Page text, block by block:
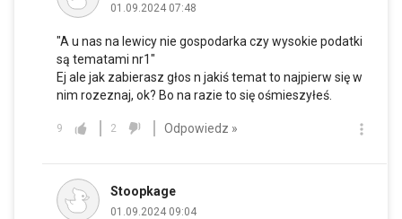
01.09.2024 07:48
"A u nas na lewicy nie gospodarka czy wysokie podatki
są tematami nr1"
Ej ale jak zabierasz głos n jakiś temat to najpierw się w
nim rozeznaj, ok? Bo na razie to się ośmieszyłeś.
9 2 Odpowiedz »
Stoopkage
01.09.2024 09:04